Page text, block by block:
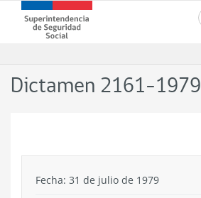
contenido
Superintendencia
de
-
Dictamen 2161-1979
Fecha: 31 de julio de 1979